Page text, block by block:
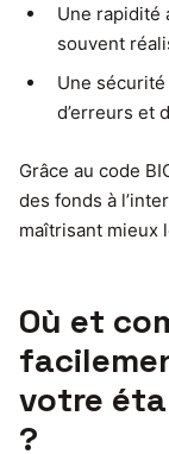
Une rapidité
souvent
Une
d’erreurs et
Grâce au code
des fonds à
maîtrisant mieux
Où et
votre
?